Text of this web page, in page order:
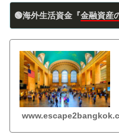
🟢海外生活資金『金融資産